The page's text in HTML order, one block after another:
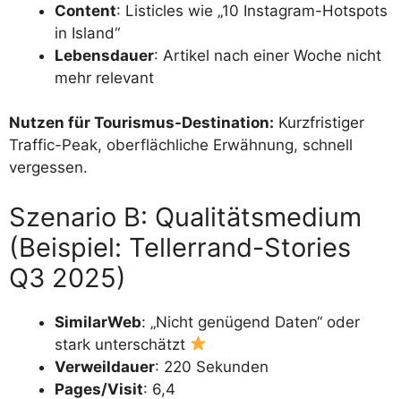
Content: Listicles wie „10 Instagram-Hotspots
in Island“
Lebensdauer: Artikel nach einer Woche nicht
mehr relevant
Nutzen für Tourismus-Destination: Kurzfristiger
Traffic-Peak, oberflächliche Erwähnung, schnell
vergessen.
Szenario B: Qualitätsmedium
(Beispiel: Tellerrand-Stories
Q3 2025)
SimilarWeb: „Nicht genügend Daten“ oder
stark unterschätzt
Verweildauer: 220 Sekunden
Pages/Visit: 6,4